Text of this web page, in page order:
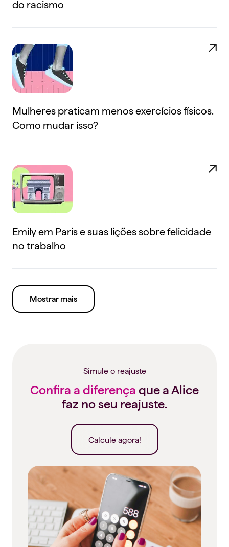
do racismo
Mulheres praticam menos exercícios físicos.
Como mudar isso?
Emily em Paris e suas lições sobre felicidade
no trabalho
Mostrar mais
Simule o reajuste
Confira a diferença que a Alice
faz no seu reajuste.
Calcule agora!